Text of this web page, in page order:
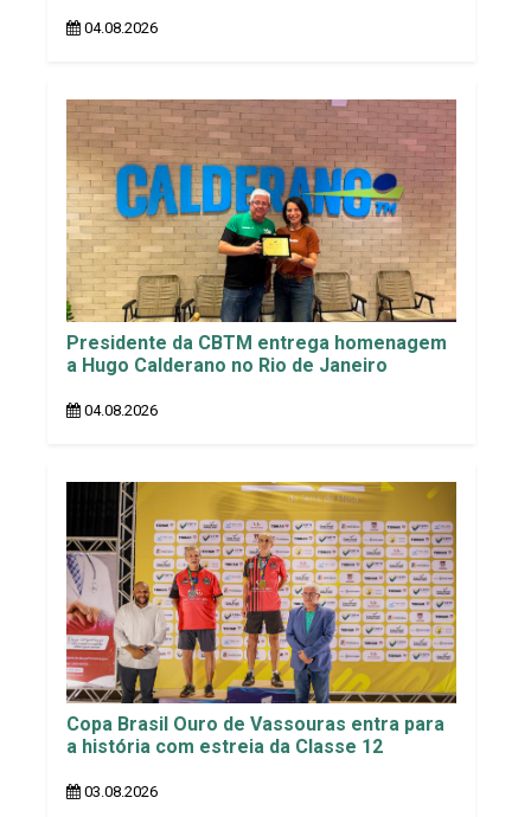
04.08.2026
Presidente da CBTM entrega homenagem
a Hugo Calderano no Rio de Janeiro
04.08.2026
Copa Brasil Ouro de Vassouras entra para
a história com estreia da Classe 12
03.08.2026